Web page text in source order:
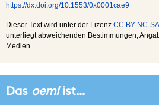
https://dx.doi.org/10.1553/0x0001cae9
Dieser Text wird unter der Lizenz CC BY-NC-
unterliegt abweichenden Bestimmungen;
Medien.
Das oemlist...